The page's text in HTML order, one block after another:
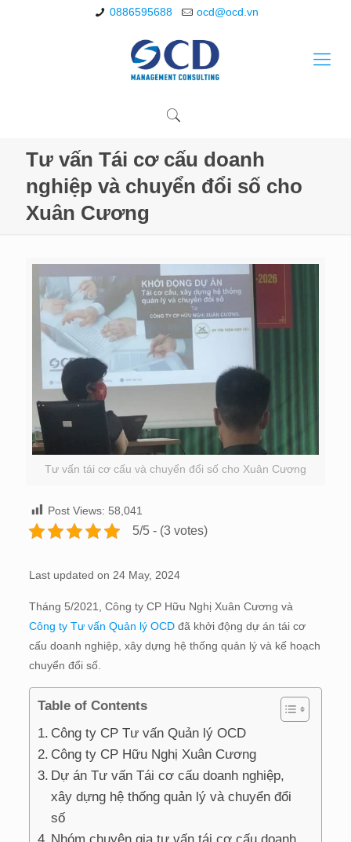
0886595688 ocd@ocd.vn
Tư vấn Tái cơ cấu doanh
nghiệp và chuyển đổi số cho
Xuân Cương
Tư vấn tái cơ cấu và chuyển đổi số cho Xuân Cương
Post Views: 58,041
5/5 - (3 votes)
Last updated on 24 May, 2024
Tháng 5/2021, Công ty CP Hữu Nghị Xuân Cương và
Công ty Tư vấn Quản lý OCDđã khởi động dự án tái cơ
cấu doanh nghiệp, xây dựng hệ thống quản lý và kế hoạch
chuyển đổi số.
Table of Contents
Công ty CP Tư vấn Quản lý OCD
Công ty CP Hữu Nghị Xuân Cương
Dự án Tư vấn Tái cơ cấu doanh nghiệp,
xây dựng hệ thống quản lý và chuyển đổi
số